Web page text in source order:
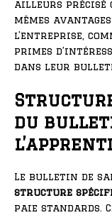
ailleurs précisé
mêmes
l’entreprise,
primes
dans leur
du
l’apprenti
Le bulletin de
structure
paie standards.